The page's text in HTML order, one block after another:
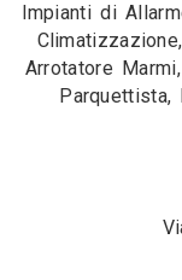
Impianti di
Arrotatore